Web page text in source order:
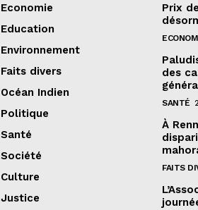
Economie
Education
Environnement
Faits divers
Océan Indien
Politique
Santé
Société
Culture
Justice
Prix
des
SANTÉ
À
FAITS